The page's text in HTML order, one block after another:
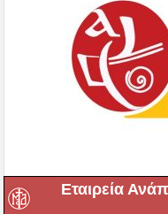
Εταιρεία